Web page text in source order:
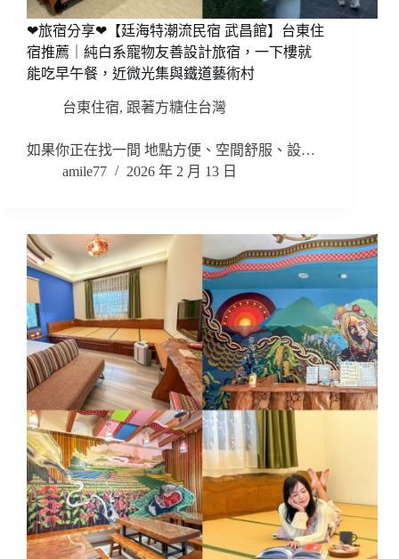
❤旅宿分享❤【廷海特潮流民宿 武昌館】台東住
宿推薦｜純白系寵物友善設計旅宿，一下樓就
能吃早午餐，近微光集與鐵道藝術村
台東住宿, 跟著方糖住台灣
如果你正在找一間 地點方便、空間舒服、設…
amile77
2026 年 2 月 13 日